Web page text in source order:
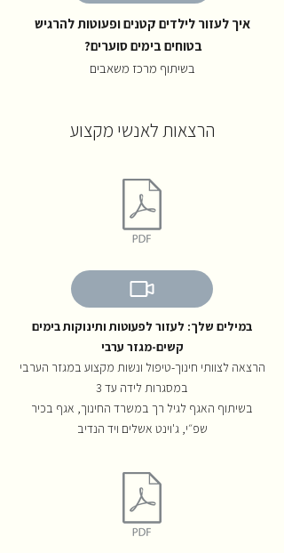
איך לעזור לילדים קטנים ופעוטות להרגיש
בטוחים בימים סוערים?
בשיתוף מרכז משאבים
הרצאות לאנשי מקצוע
במילים שלך: לעזור לפעוטות ותינוקות בימים
קשים-מגזר ערבי
הרצאה לצוותי חינוך-טיפול ונשות מקצוע במגזר הערבי
במסגרות לידה עד 3
בשיתוף האגף לגיל רך במשרד החינוך, אגף בכיר
שפ״י, ג'וינט אשלים ויד הנדיב